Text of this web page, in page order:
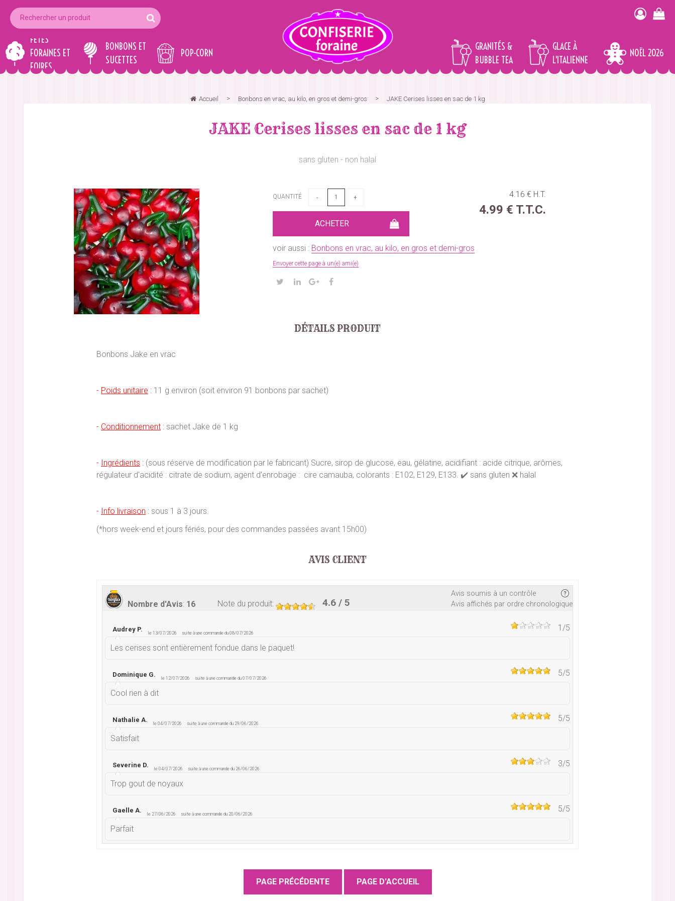
FÊTES
FORAINES ET
FOIRES
BONBONS ET
SUCETTES
POP-CORN
GRANITÉS &
BUBBLE TEA
GLACE À
L'ITALIENNE
NOËL 2026
Accueil Bonbons en vrac, au kilo, en gros et demi-gros JAKE Cerises lisses en sac de 1 kg
JAKE Cerises lisses en sac de 1 kg
sans gluten - non halal
4 .16 € H.T.
4.99 € T.T.C.
QUANTITÉ
voir aussi : Bonbons en vrac, au kilo, en gros et demi-gros
Envoyer cette page à un(e) ami(e)
DÉTAILS PRODUIT
Bonbons Jake en vrac
- Poids unitaire : 11 g environ (soit environ 91 bonbons par sachet)
- Conditionnement : sachet Jake de 1 kg
- Ingrédients : (sous réserve de modification par le fabricant) Sucre, sirop de glucose, eau, gélatine, acidifiant : acide citrique, arômes,
régulateur d'acidité : citrate de sodium, agent d'enrobage : cire camauba, colorants : E102, E129, E133. ✔️ sans gluten ❌ halal
- Info livraison : sous 1 à 3 jours.
(*hors week-end et jours fériés, pour des commandes passées avant 15h00)
AVIS CLIENT
Avis soumis à un contrôle
Avis affichés par ordre chronologique
Nombre d'Avis: 16 Note du produit: 4.6 / 5
Audrey P. le 13/07/2026 suite à une commande du 08/07/2026
1 /5
Les cerises sont entièrement fondue dans le paquet!
Dominique G. le 12/07/2026 suite à une commande du 07/07/2026
5/5
Cool rien à dit
Nathalie A. le 04/07/2026 suite à une commande du 29/06/2026
5/5
Satisfait
Severine D. le 04/07/2026 suite à une commande du 26/06/2026
3/5
Trop gout de noyaux
Gaelle A. le 27/06/2026 suite à une commande du 20/06/2026
5/5
Parfait